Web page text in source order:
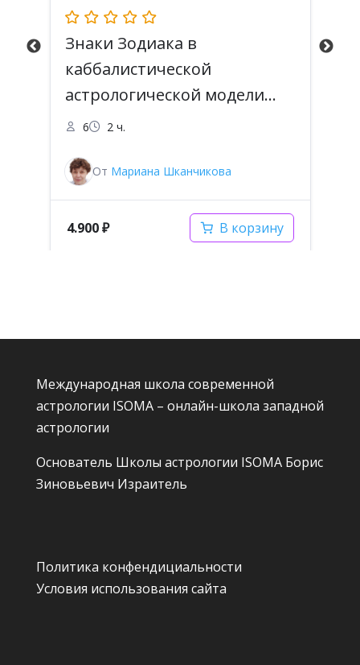
Знаки Зодиака в
каббалистической
астрологической модели
Авессалома Подводного
6 2 ч.
От Мариана Шканчикова
4.900₽ В корзину
Международная школа современной
астрологии ISOMA – онлайн-школа западной
астрологии
Основатель Школы астрологии ISOMA Борис
Зиновьевич Израитель
Политика конфендициальности
Условия использования сайта